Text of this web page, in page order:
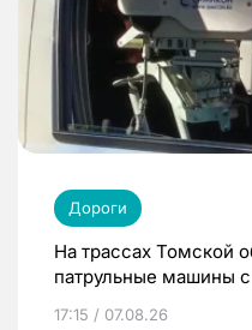
Дороги
На трассах Томской
патрульные машины
17:15 / 07.08.26